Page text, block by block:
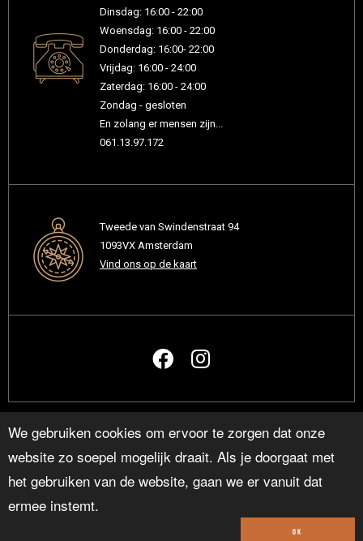
Dinsdag: 16:00 - 22:00
Woensdag: 16:00 - 22:00
Donderdag: 16:00- 22:00
Vrijdag: 16:00 - 24:00
Zaterdag: 16:00 - 24:00
Zondag - gesloten
En zolang er mensen zijn...
061.13.97.172
Tweede van Swindenstraat 94
1093VX Amsterdam
Vind ons op de kaart
We gebruiken cookies om ervoor te zorgen dat onze
website zo soepel mogelijk draait. Als je doorgaat met
het gebruiken van de website, gaan we er vanuit dat
ermee instemt.